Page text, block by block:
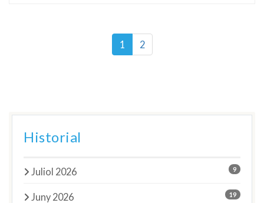
1 2
Historial
Juliol 2026 9
Juny 2026 19